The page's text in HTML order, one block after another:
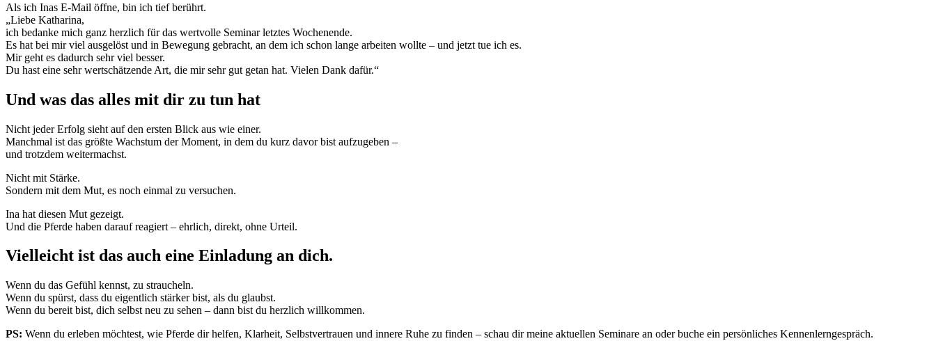
Als ich Inas E-Mail öffne, bin ich tief berührt.
„Liebe Katharina,
ich bedanke mich ganz herzlich für das wertvolle Seminar letztes Wochenende.
Es hat bei mir viel ausgelöst und in Bewegung gebracht, an dem ich schon lange arbeiten wollte – und jetzt tue ich es.
Mir geht es dadurch sehr viel besser.
Du hast eine sehr wertschätzende Art, die mir sehr gut getan hat. Vielen Dank dafür.“
Und was das alles mit dir zu tun hat
Nicht jeder Erfolg sieht auf den ersten Blick aus wie einer.
Manchmal ist das größte Wachstum der Moment, in dem du kurz davor bist aufzugeben –
und trotzdem weitermachst.
Nicht mit Stärke.
Sondern mit dem Mut, es noch einmal zu versuchen.
Ina hat diesen Mut gezeigt.
Und die Pferde haben darauf reagiert – ehrlich, direkt, ohne Urteil.
Vielleicht ist das auch eine Einladung an dich.
Wenn du das Gefühl kennst, zu straucheln.
Wenn du spürst, dass du eigentlich stärker bist, als du glaubst.
Wenn du bereit bist, dich selbst neu zu sehen – dann bist du herzlich willkommen.
PS: Wenn du erleben möchtest, wie Pferde dir helfen, Klarheit, Selbstvertrauen und innere Ruhe zu finden – schau dir meine aktuellen Seminare an oder buche ein persönliches Kennenlerngespräch.